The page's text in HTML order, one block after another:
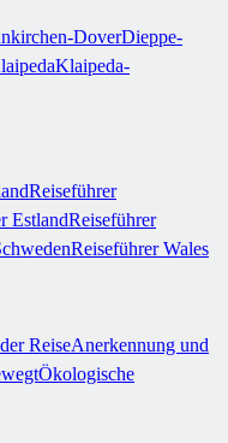
DoverDieppe-
Klaipeda-
Reiseführer
EstlandReiseführer
Reiseführer Wales
ReiseAnerkennung und
Ökologische